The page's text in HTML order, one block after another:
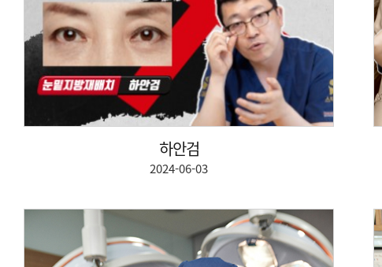
하안검
2024-06-03